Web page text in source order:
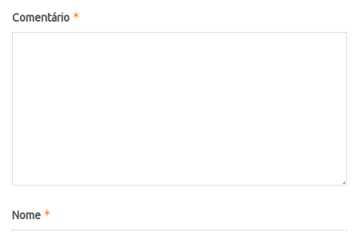
Comentário *
Nome *